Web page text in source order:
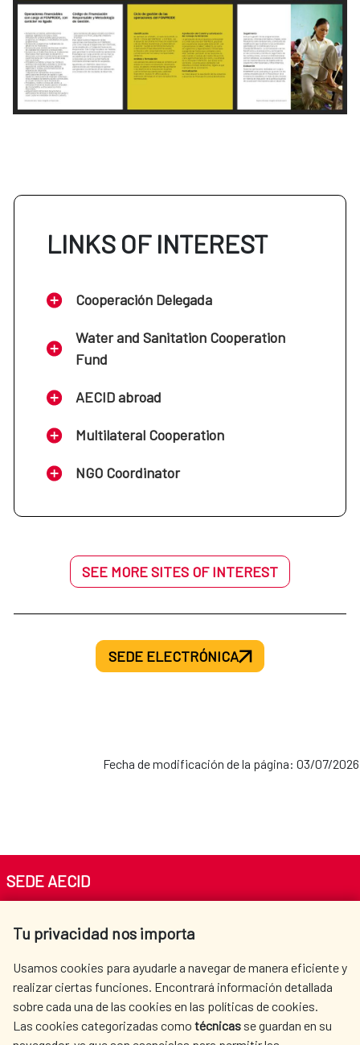
LINKS OF INTEREST
Cooperación Delegada
Water and Sanitation Cooperation
Fund
AECID abroad
Multilateral Cooperation
NGO Coordinator
SEE MORE SITES OF INTEREST
SEDE ELECTRÓNICA
Fecha de modificación de la página: 03/07/2026
Tu privacidad nos importa
Usamos cookies para ayudarle a navegar de manera eficiente y
realizar ciertas funciones. Encontrará información detallada
sobre cada una de las cookies en las políticas de cookies.
Las cookies categorizadas como técnicas se guardan en su
SEDE AECID
Tel. +34 900 20 30 54​​​​​​​
AECID
WHERE DO WE COOPERATE?
SPANISH HUMANITARIAN
PRESS ROOM